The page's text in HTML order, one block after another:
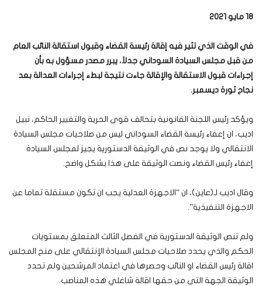
18 مايو 2021
في الوقت الذي تثير فيه إقالة رئيسة القضاء وقبول استقالة النائب العام
من قبل مجلس السيادة السوداني جدلاَ، يبرر مصدر مسؤول به بأن
إجراءات قبول الاستقالة والإقالة جاءت نتيجة لبطء إجراءات العدالة بعد
نجاح ثورة ديسمبر.
ويؤكد رئيس اللجنة القانونية بتحالف قوى الحرية والتغيير الحاكم، نبيل
اديب، ان إعفاء رئيسة القضاء السوداني ليس من صلاحيات مجلس السيادة
الانتقالي ولا يوجد نص في الوثيقة الدستورية يجيز لمجلس السيادة
إعفاء رئيس القضاء ونصت الوثيقة على هذا بشكل واضح.
وقال اديب لـ(عاين)، ان “الاجهزة العدلية يجب ان تكون مستقلة تماما عن
الاجهزة التنفيذية”.
ولم تنص الوثيقة الدستورية في الفصل الثالث المتعلق بمستويات
الحكم والذي يحدد صلاحيات مجلس السيادة الإنتقالي على منح المجلس
اقالة رئيس القضاء او النائب وحصرها في اعتماد المرشحين ولم تحدد
الوثيقة الجهة التى من حقها اقالة شاغلي هذه المناصب.